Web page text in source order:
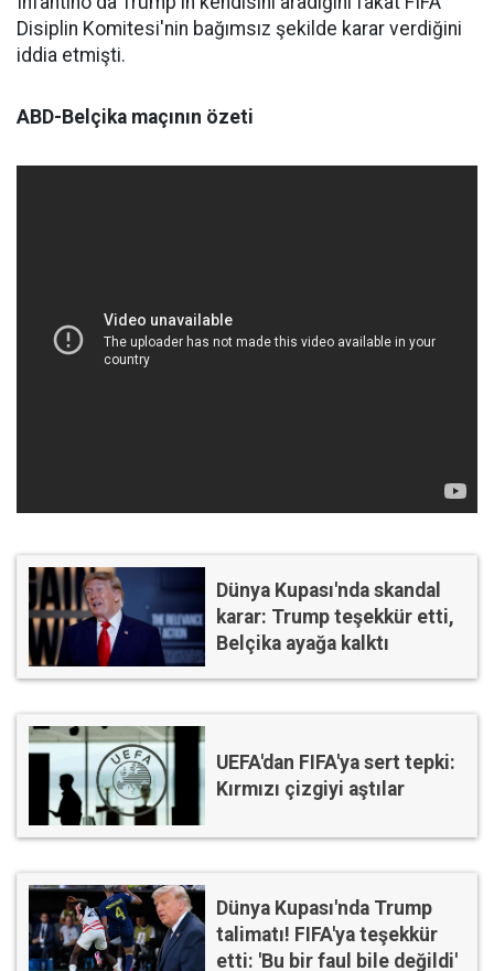
Disiplin Komitesi'nin bağımsız şekilde karar verdiğini
iddia etmişti.
ABD-Belçika maçının özeti
Dünya Kupası'nda skandal
karar: Trump teşekkür etti,
Belçika ayağa kalktı
UEFA'dan FIFA'ya sert tepki:
Kırmızı çizgiyi aştılar
Dünya Kupası'nda Trump
talimatı! FIFA'ya teşekkür
etti: 'Bu bir faul bile değildi'